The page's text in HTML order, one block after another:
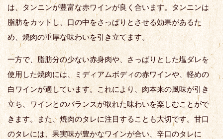
は、タンニンが豊富な赤ワインが良く合います。タンニンは
脂肪をカットし、口の中をさっぱりとさせる効果があるた
め、焼肉の重厚な味わいを引き立てます。
一方で、脂肪分の少ない赤身肉や、さっぱりとした塩ダレを
使用した焼肉には、ミディアムボディの赤ワインや、軽めの
白ワインが適しています。これにより、肉本来の風味が引き
立ち、ワインとのバランスが取れた味わいを楽しむことがで
きます。また、焼肉のタレに注目することも大切です。甘口
のタレには、果実味が豊かなワインが合い、辛口のタレに